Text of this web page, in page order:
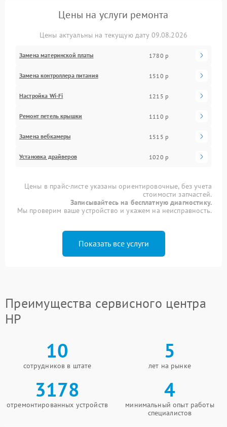
Цены на услуги ремонта
Цены актуальны на текущую дату 09.08.2026
Замена материнской платы 1780 р
Замена контроллера питания 1510 р
Настройка Wi-Fi 1215 р
Ремонт петель крышки 1110 р
Замена вебкамеры 1515 р
Установка драйверов 1020 р
Цены в прайс-листе указаны ориентировочные, без учета
стоимости запчастей.
Записывайтесь на бесплатную диагностику.
Мы проверим ваше устройство и укажем на неисправность.
Показать все услуги
Преимущества сервисного центра
HP
10
сотрудников в штате
5
лет на рынке
3178
отремонтированных устройств
4
минимальный опыт работы
специалистов